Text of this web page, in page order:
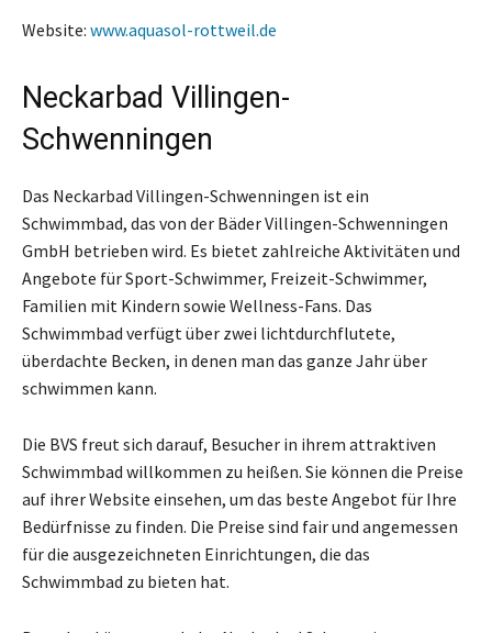
Website: www.aquasol-rottweil.de
Neckarbad Villingen-
Schwenningen
Das Neckarbad Villingen-Schwenningen ist ein
Schwimmbad, das von der Bäder Villingen-Schwenningen
GmbH betrieben wird. Es bietet zahlreiche Aktivitäten und
Angebote für Sport-Schwimmer, Freizeit-Schwimmer,
Familien mit Kindern sowie Wellness-Fans. Das
Schwimmbad verfügt über zwei lichtdurchflutete,
überdachte Becken, in denen man das ganze Jahr über
schwimmen kann.
Die BVS freut sich darauf, Besucher in ihrem attraktiven
Schwimmbad willkommen zu heißen. Sie können die Preise
auf ihrer Website einsehen, um das beste Angebot für Ihre
Bedürfnisse zu finden. Die Preise sind fair und angemessen
für die ausgezeichneten Einrichtungen, die das
Schwimmbad zu bieten hat.